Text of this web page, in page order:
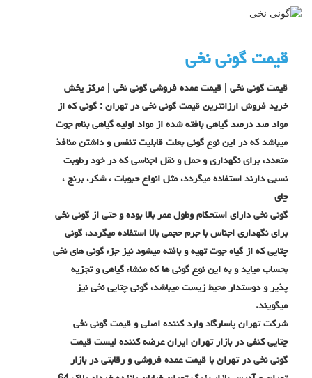
قیمت گونی نخی
قیمت گونی نخی | قیمت عمده فروشی گونی نخی | مرکز پخش
خرید فروش ارزانترین قیمت گونی نخی در تهران : گونی که از
مواد صد درصد گیاهی بافته شده از مواد اولیه گیاهی بنام جوت
میباشد که در این نوع گونی بعلت قابلیت تنفس و داشتن منافذ
متعدد، برای نگهداری و حمل و نقل اجناسی که در خود رطوبت
نسبی دارند استفاده میگردد، مثل انواع حبوبات ، شکر، برنج ،
چای
گونی نخی دارای استحکام وطول عمر بالا بوده و حتی از گونی نخی
برای نگهداری اجناس با جرم حجمی بالا استفاده میگردد، گونی
چتایی که از گیاه جوت تهیه و بافته میشود نیز جزء گونی های نخی
بحساب میاید و به این نوع گونی ها که منشاء گیاهی و تجزیه
پذیر و دوستدار محیط زیست میباشد، گونی چتایی نخی نیز
میگویند.
شرکت تهران پاسارگاد وارد کننده اصلی و قیمت گونی نخی
چتایی کنفی در بازار تهران ایران عرضه کننده لیست قیمت
گونی نخی در تهران با قیمت عمده فروشی و رقابتی در بازار